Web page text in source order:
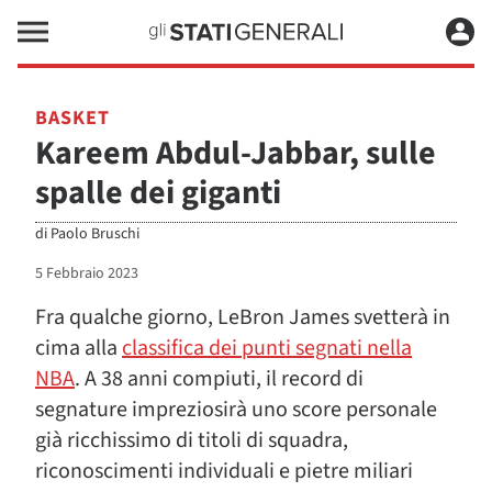
BASKET
Kareem Abdul-Jabbar, sulle
spalle dei giganti
di Paolo Bruschi
5 Febbraio 2023
Fra qualche giorno, LeBron James svetterà in
cima allaclassifica dei punti segnati nella
NBA. A 38 anni compiuti, il record di
segnature impreziosirà uno score personale
già ricchissimo di titoli di squadra,
riconoscimenti individuali e pietre miliari